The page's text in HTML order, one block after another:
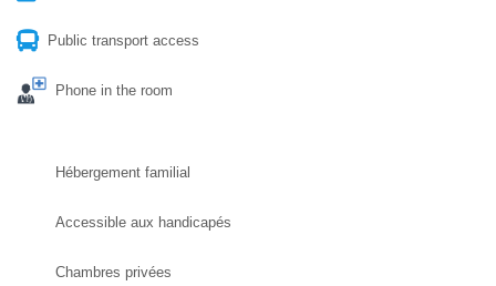
Public transport access
Phone in the room
Hébergement familial
Accessible aux handicapés
Chambres privées